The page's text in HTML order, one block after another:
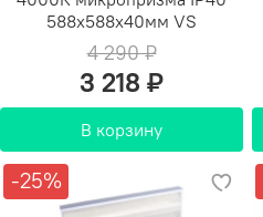
588х588х40мм VS
4 290 ₽
3 218 ₽
В корзину
-25%